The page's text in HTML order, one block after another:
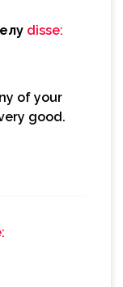
disse:
of your
good.